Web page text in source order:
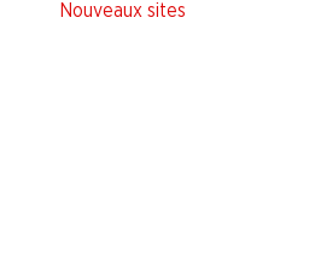
Nouveaux sites